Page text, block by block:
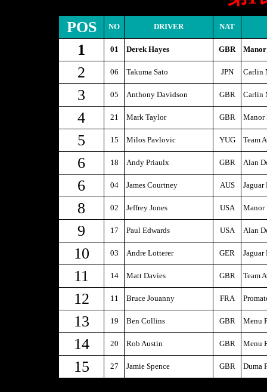
POS NO DRIVER NAT
1 01 Derek Hayes GBR
2 06 Takuma Sato JPN Carlin
3 05 Anthony Davidson GBR Carlin
4 21 Mark Taylor GBR Manor
5 15 Milos Pavlovic YUG Team
6 18 Andy Priaulx GBR Alan
6 04 James Courtney AUS Jaguar
8 02 Jeffrey Jones USA Manor
9 17 Paul Edwards USA Alan
10 03 Andre Lotterer GER Jaguar
11 14 Matt Davies GBR Team
12 11 Bruce Jouanny FRA
13 19 Ben Collins GBR Menu
14 20 Rob Austin GBR Menu
15 27 Jamie Spence GBR Duma